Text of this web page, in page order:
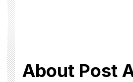
About Post